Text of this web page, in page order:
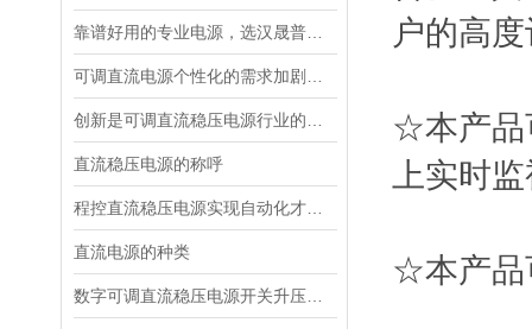
直流稳压电源的称呼
直流电源的种类
户的高
☆本产品
上实时
☆本产品